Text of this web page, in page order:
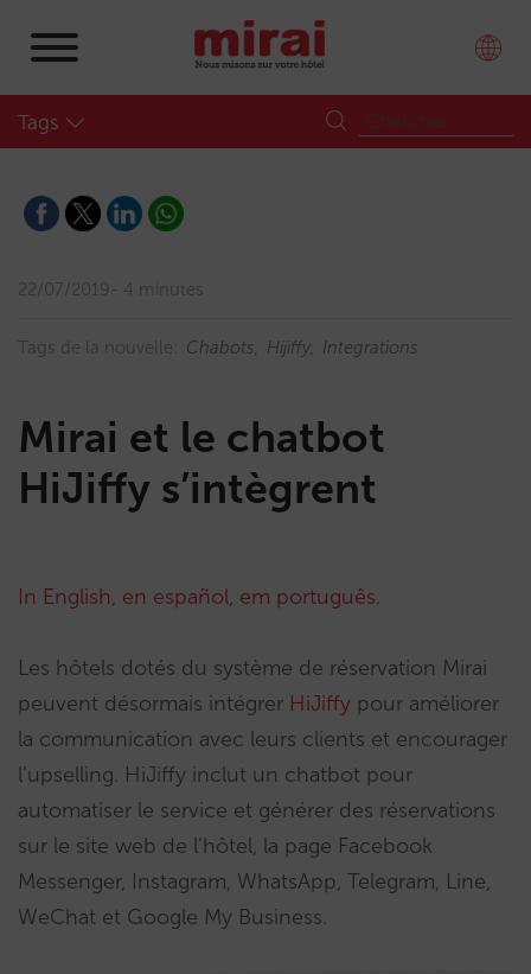
Tags
22/07/2019 4 minutes
Tags de la nouvelle: Chabots Hijiffy Integrations
Mirai et le chatbot
HiJiffy s’intègrent
In English, en español, em português.
Les hôtels dotés du système de réservation Mirai
peuvent désormais intégrer HiJiffy pour améliorer
la communication avec leurs clients et encourager
l’upselling. HiJiffy inclut un chatbot pour
automatiser le service et générer des réservations
sur le site web de l’hôtel, la page Facebook
Messenger, Instagram, WhatsApp, Telegram, Line,
WeChat et Google My Business.